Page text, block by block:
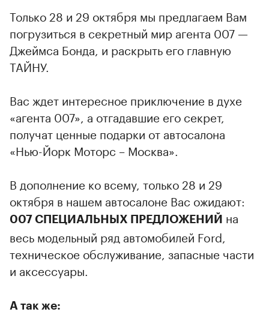
Только 28 и 29 октября мы предлагаем Вам
погрузиться в секретный мир агента 007 —
Джеймса Бонда, и раскрыть его главную
ТАЙНУ.
Вас ждет интересное приключение в духе
«агента 007», а отгадавшие его секрет,
получат ценные подарки от автосалона
«Нью-Йорк Моторс – Москва».
В дополнение ко всему, только 28 и 29
октября в нашем автосалоне Вас ожидают:
007 СПЕЦИАЛЬНЫХ ПРЕДЛОЖЕНИЙ на
весь модельный ряд автомобилей Ford,
техническое обслуживание, запасные части
и аксессуары.
А так же: